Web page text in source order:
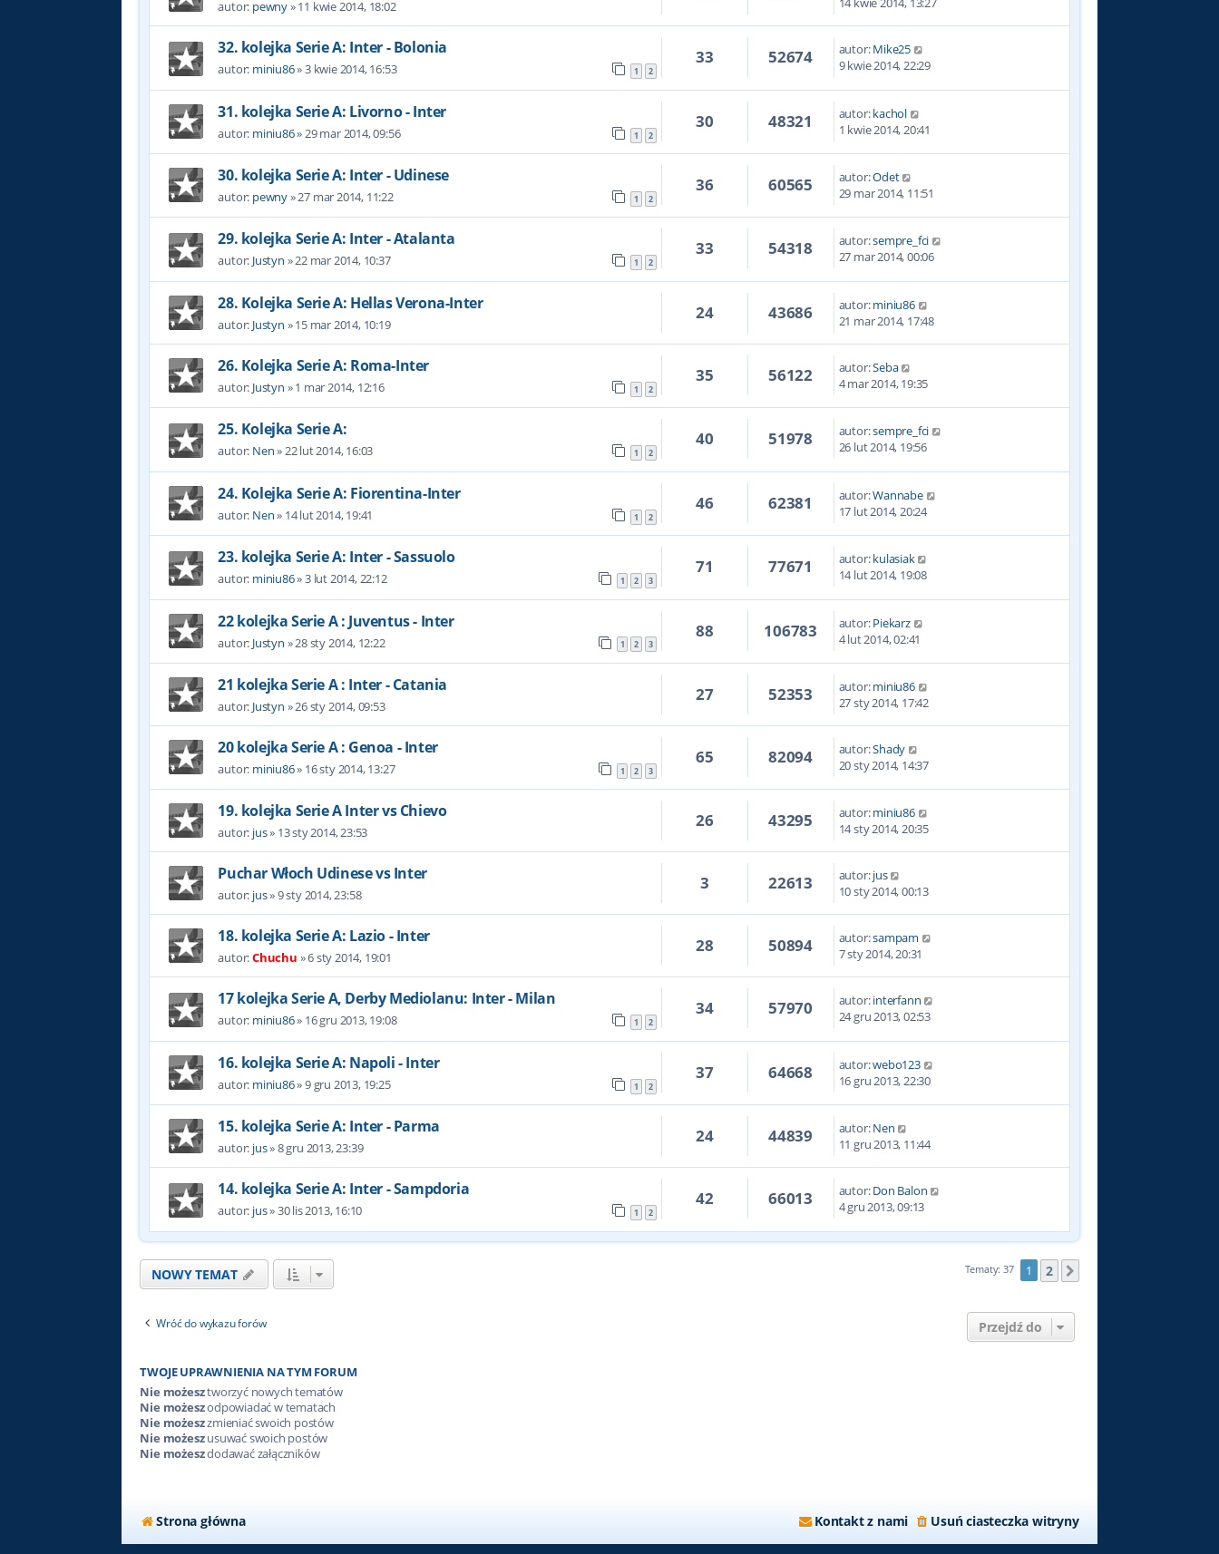
autor: pewny»11 kwie 2014, 18:02
32. kolejka Serie A: Inter - Bolonia
autor: miniu86»3 kwie 2014, 16:53 1 2
33 52674 autor:Mike25
9 kwie 2014, 22:29
31. kolejka Serie A: Livorno - Inter
autor: miniu86» 29 mar 2014, 09:56 1 2
30 48321 autor:kachol
1 kwie 2014, 20:41
30. kolejka Serie A: Inter - Udinese
autor: pewny»27 mar 2014, 11:22 1 2
36 60565 autor:Odet
29 mar 2014, 11:51
29. kolejka Serie A: Inter - Atalanta
autor: Justyn »22 mar 2014, 10:37 1 2
33 54318 autor:sempre_fci
27 mar 2014, 00:06
28. Kolejka Serie A: Hellas Verona-Inter
autor: Justyn »15 mar 2014, 10:19
24 43686 autor:miniu86
21 mar 2014, 17:48
26. Kolejka Serie A: Roma-Inter
autor: Justyn »1 mar 2014, 12:16 1 2
35 56122 autor:Seba
4 mar 2014, 19:35
25. Kolejka Serie A:
autor: Nen»22 lut 2014, 16:03 1 2
40 51978 autor:sempre_fci
26 lut 2014, 19:56
24. Kolejka Serie A: Fiorentina-Inter
autor: Nen» 14 lut 2014, 19:41 1 2
46 62381 autor:Wannabe
17 lut 2014, 20:24
23. kolejka Serie A: Inter - Sassuolo
autor: miniu86»3 lut 2014, 22:12 1 2 3
71 77671 autor:kulasiak
14 lut 2014, 19:08
22 kolejka Serie A : Juventus - Inter
autor: Justyn »28 sty 2014, 12:22 1 2 3
88 106783 autor:Piekarz
4 lut 2014, 02:41
21 kolejka Serie A : Inter - Catania
autor: Justyn »26 sty 2014, 09:53
27 52353 autor:miniu86
27 sty 2014, 17:42
20 kolejka Serie A : Genoa - Inter
autor: miniu86» 16 sty 2014, 13:27 1 2 3
65 82094 autor:Shady
20 sty 2014, 14:37
19. kolejka Serie A Inter vs Chievo
autor: jus» 13 sty 2014, 23:53
26 43295 autor:miniu86
14 sty 2014, 20:35
Puchar Włoch Udinese vs Inter
autor: jus»9 sty 2014, 23:58
3 22613 autor:jus
10 sty 2014, 00:13
18. kolejka Serie A: Lazio - Inter
autor:Chuchu »6 sty 2014, 19:01
28 50894 autor:sampam
7 sty 2014, 20:31
17 kolejka Serie A, Derby Mediolanu: Inter - Milan
autor: miniu86» 16 gru 2013, 19:08 1 2
34 57970 autor:interfann
24 gru 2013, 02:53
16. kolejka Serie A: Napoli - Inter
autor: miniu86»9 gru 2013, 19:25 1 2
37 64668 autor:webo123
16 gru 2013, 22:30
15. kolejka Serie A: Inter - Parma
autor: jus»8 gru 2013, 23:39
24 44839 autor:Nen
11 gru 2013, 11:44
14. kolejka Serie A: Inter - Sampdoria
autor: jus»30 lis 2013, 16:10 1 2
42 66013 autor:Don Balon
4 gru 2013, 09:13
NOWY TEMAT Tematy: 37 1 2
Wróć do wykazu forów Przejdź do
TWOJE UPRAWNIENIA NA TYM FORUM
Nie możesztworzyć nowych tematów
Nie możeszodpowiadać w tematach
Nie możeszzmieniać swoich postów
Nie możeszusuwać swoich postów
Nie możeszdodawać załączników
Strona główna Usuń ciasteczka witryny
Kontakt z nami